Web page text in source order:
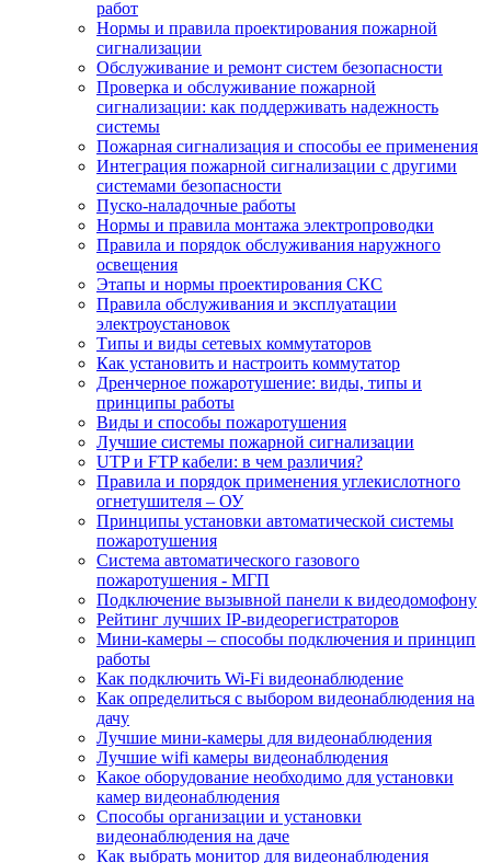
работ
Нормы и правила проектирования пожарной
сигнализации
Обслуживание и ремонт систем безопасности
Проверка и обслуживание пожарной
сигнализации: как поддерживать надежность
системы
Пожарная сигнализация и способы ее применения
Интеграция пожарной сигнализации с другими
системами безопасности
Пуско-наладочные работы
Нормы и правила монтажа электропроводки
Правила и порядок обслуживания наружного
освещения
Этапы и нормы проектирования СКС
Правила обслуживания и эксплуатации
электроустановок
Типы и виды сетевых коммутаторов
Как установить и настроить коммутатор
Дренчерное пожаротушение: виды, типы и
принципы работы
Виды и способы пожаротушения
Лучшие системы пожарной сигнализации
UTP и FTP кабели: в чем различия?
Правила и порядок применения углекислотного
огнетушителя – ОУ
Принципы установки автоматической системы
пожаротушения
Система автоматического газового
пожаротушения - МГП
Подключение вызывной панели к видеодомофону
Рейтинг лучших IP-видеорегистраторов
Мини-камеры – способы подключения и принцип
работы
Как подключить Wi-Fi видеонаблюдение
Как определиться с выбором видеонаблюдения на
дачу
Лучшие мини-камеры для видеонаблюдения
Лучшие wifi камеры видеонаблюдения
Какое оборудование необходимо для установки
камер видеонаблюдения
Способы организации и установки
видеонаблюдения на даче
Как выбрать монитор для видеонаблюдения